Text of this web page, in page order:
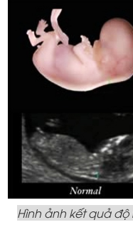
Hình ảnh kết quả